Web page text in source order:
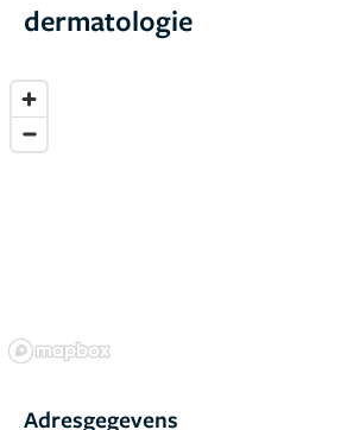
dermatologie
Adresgegevens